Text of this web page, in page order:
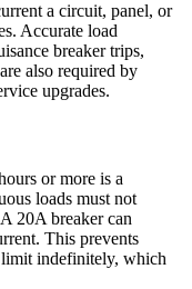
a circuit, panel, or
Accurate load
breaker trips,
also required by
upgrades.
or more is a
loads must not
20A breaker can
This prevents
limit indefinitely, which